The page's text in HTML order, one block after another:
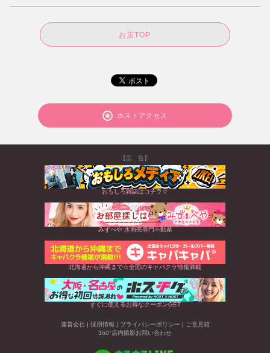
お店TOP
ホストアクセス
【広 告】
おもしろ雑誌はコチラ☆
みずべや 水商売専門不動産
北海道から沖縄まで☆全国のキャバクラ情報満載
すぐに使えるお得なクーポンGET
運営会社 | 採用情報 | プライバシーポリシー | ご意見箱
360°店内撮影お問い合わせ